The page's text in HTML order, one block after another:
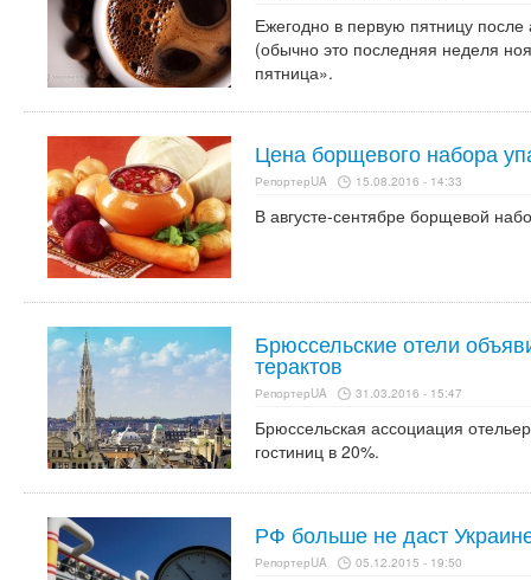
Ежегодно в первую пятницу
(обычно это последняя неделя
пятница».
Цена борщевого набора
РепортерUA 15.08.2016 - 14:33
В августе-сентябре борщевой
Брюссельские отели
терактов
РепортерUA 31.03.2016 - 15:47
Брюссельская ассоциация
гостиниц в 20%.
РФ больше не даст
РепортерUA 05.12.2015 - 19:50